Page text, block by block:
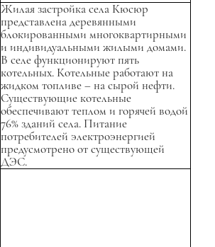
Жилая застройка села Кюсюр
представлена деревянными
блокированными многоквартирными
и индивидуальными жилыми домами.
В селе функционируют пять
котельных. Котельные работают на
жидком топливе – на сырой нефти.
Существующие котельные
обеспечивают теплом и горячей водой
76% зданий села. Питание
потребителей электроэнергией
предусмотрено от существующей
ДЭС.